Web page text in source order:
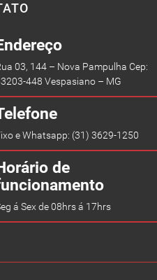
03, 144 – Nova Pampulha Cep:
448 Vespasiano – MG
e Whatsapp: (31) 3629-1250
de
á Sex de 08hrs á 17hrs